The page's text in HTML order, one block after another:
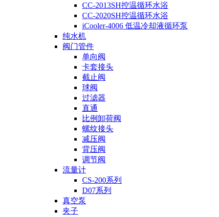
CC-2013SH控温循环水浴
CC-2020SH控温循环水浴
iCooler-4006 低温冷却液循环泵
纯水机
阀门管件
单向阀
卡套接头
截止阀
球阀
过滤器
直通
比例卸荷阀
螺纹接头
减压阀
背压阀
调节阀
流量计
CS-200系列
D07系列
真空泵
夹子